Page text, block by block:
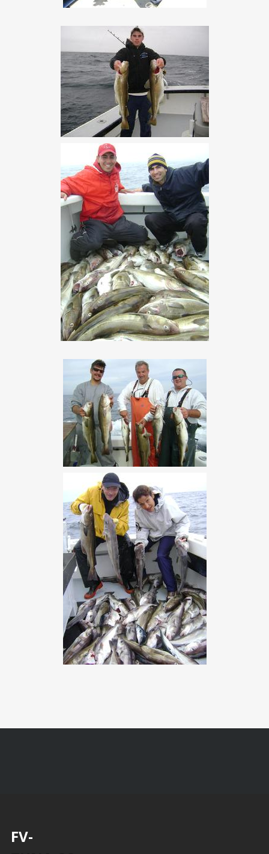
concerne l’émergence de modèles d’inscription radicalement
simplifiés. Certaines plateformes ont développé des
systèmes permettant aux joueurs de commencer à jouer
presque immédiatement, en s’appuyant sur des méthodes de
vérification alternatives. L’utilisation de services bancaires
électroniques comme mécanisme de validation d’identité
représente une innovation particulièrement significative
Cette approche repose sur un principe ingénieux : si une
institution financière a déjà vérifié l’identité d’un client, cette
vérification peut être transférée au casino en ligne. Lorsqu’un
joueur effectue un dépôt via son compte bancaire numérique,
les informations d’identification sont simultanément
confirmées. Les plateformes spécialisées dans cette
approche, comme celles répertoriées sur
https://casinara.com/casinos-sans-verification/, ont
démontré qu’il était possible de maintenir des standards de
conformité élevés tout en éliminant les obstacles
traditionnels à l’inscription.
Cette méthodologie présente plusieurs avantages
substantiels. Premièrement, elle réduit drastiquement le
temps nécessaire pour commencer à jouer, passant de
plusieurs jours à quelques minutes seulement.
Deuxièmement, elle améliore considérablement l’expérience
utilisateur en éliminant la nécessité de soumettre des
documents personnels, une préoccupation majeure pour de
nombreux joueurs soucieux de leur vie privée.
Troisièmement, elle diminue les coûts opérationnels pour les
casinos, qui peuvent réallouer les ressources précédemment
consacrées à la vérification manuelle vers d’autres aspects de
Les données du marché nordique, pionnier dans l’adoption de
ces systèmes, illustrent leur efficacité. En Suède, où le
système BankID est largement utilisé, les taux de conversion
des inscriptions ont augmenté de plus de 40% après
l’introduction de ces méthodes simplifiées. Les taux
d’abandon ont chuté de manière spectaculaire, passant sous
régulateurs de différentes juridictions maintiennent des
FV-